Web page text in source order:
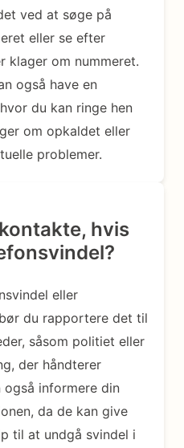
ved at søge på
eller se efter
klager om nummeret.
også have en
du kan ringe hen
om opkaldet eller
problemer.
hvis
eller
du rapportere det til
såsom politiet eller
der håndterer
også informere din
da de kan give
til at undgå svindel i